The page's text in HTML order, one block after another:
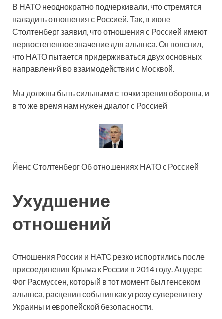
В НАТО неоднократно подчеркивали, что стремятся
наладить отношения с Россией. Так, в июне
Столтенберг заявил, что отношения с Россией имеют
первостепенное значение для альянса. Он пояснил,
что НАТО пытается придерживаться двух основных
направлений во взаимодействии с Москвой.
Мы должны быть сильными с точки зрения обороны, и
в то же время нам нужен диалог с Россией
Йенс Столтенберг Об отношениях НАТО с Россией
Ухудшение
отношений
Отношения России и НАТО резко испортились после
присоединения Крыма к России в 2014 году. Андерс
Фог Расмуссен, который в тот момент был генсеком
альянса, расценил события как угрозу суверенитету
Украины и европейской безопасности.